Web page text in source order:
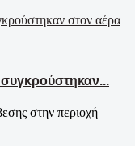
στην περιοχή